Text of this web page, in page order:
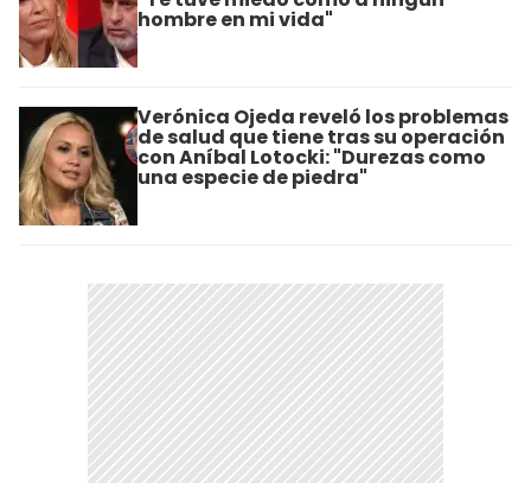
hombre en mi vida"
Verónica Ojeda reveló los problemas
de salud que tiene tras su operación
con Aníbal Lotocki: "Durezas como
una especie de piedra"